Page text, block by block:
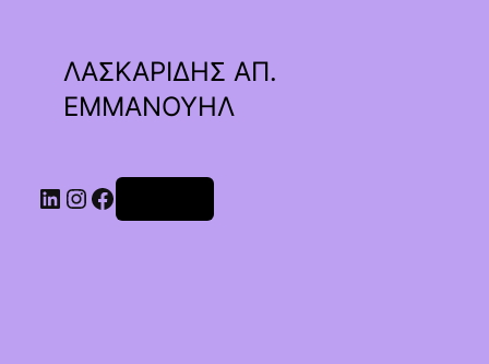
ΛΑΣΚΑΡΙΔΗΣ ΑΠ.
ΕΜΜΑΝΟΥΗΛ
Linkedin
Instagram
Facebook